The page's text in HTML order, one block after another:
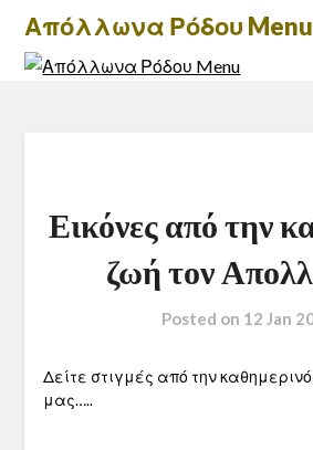
Skip
content
Απόλλωνα Ρόδου Menu
Εικόνες από την
ζωή τον
Posted on 12 Jan
Δείτε στιγμές από την
μας…..